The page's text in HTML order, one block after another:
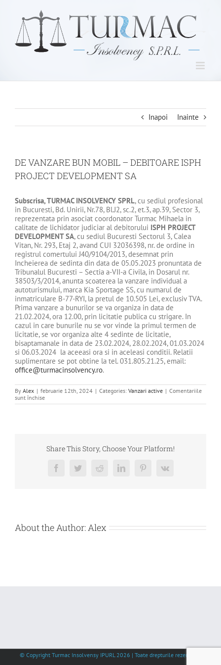
content
Inapoi Inainte
DE VANZARE BUN MOBIL – DEBITOARE ISPH
PROJECT DEVELOPMENT SA
Subscrisa,TURMAC INSOLVENCY SPRL, cu sediul profesional
in Bucuresti, Bd. Unirii, Nr.78, Bl.J2, sc.2, et.3, ap.39, Sector 3,
reprezentata prin asociat coordonator Turmac Mihaela in
calitate de lichidator judiciar al debitorului ISPH PROJECT
DEVELOPMENTSA, cu sediul Bucuresti Sectorul 3, Calea
Vitan, Nr. 293, Etaj 2, avand CUI 32036398, nr. de ordine in
registrul comertului J40/9104/2013, desemnat prin
Incheierea de sedinta din data de 05.05.2023 pronuntata de
Tribunalul Bucuresti – Sectia a-VII-a Civila, in Dosarul nr.
38503/3/2014, anunta scoaterea la vanzare individual a
autoturismului, marca Kia Sportage SS, cu numarul de
inmatriculare B-77-RYI, la pretul de 10.505 Lei, exclusiv TVA.
Prima vanzare a bunurilor se va organiza in data de
21.02.2024, ora 12.00, prin licitatie publica cu strigare. In
cazul in care bunurile nu se vor vinde la primul termen de
licitatie, se vor organiza alte 4 sedinte de licitatie,
bisaptamanale in data de 23.02.2024, 28.02.2024, 01.03.2024
si 06.03.2024 la aceeasi ora si in aceleasi conditii. Relatii
suplimentare se pot obtine la tel. 031.805.21.25, email:
office@turmacinsolvency.ro.
By Alex | februarie 12th, 2024 | Categories: Vanzari active | Comentariile
sunt închisepentru
DE
ISPH
PROJECT
Share This Story, Choose Your Platform!
FacebookTwitterRedditLinkedInPinterest
Vk
About the Author: Alex
© Copyright Turmac Insolvensy IPURL 2026 | Toate drepturile rezervate |